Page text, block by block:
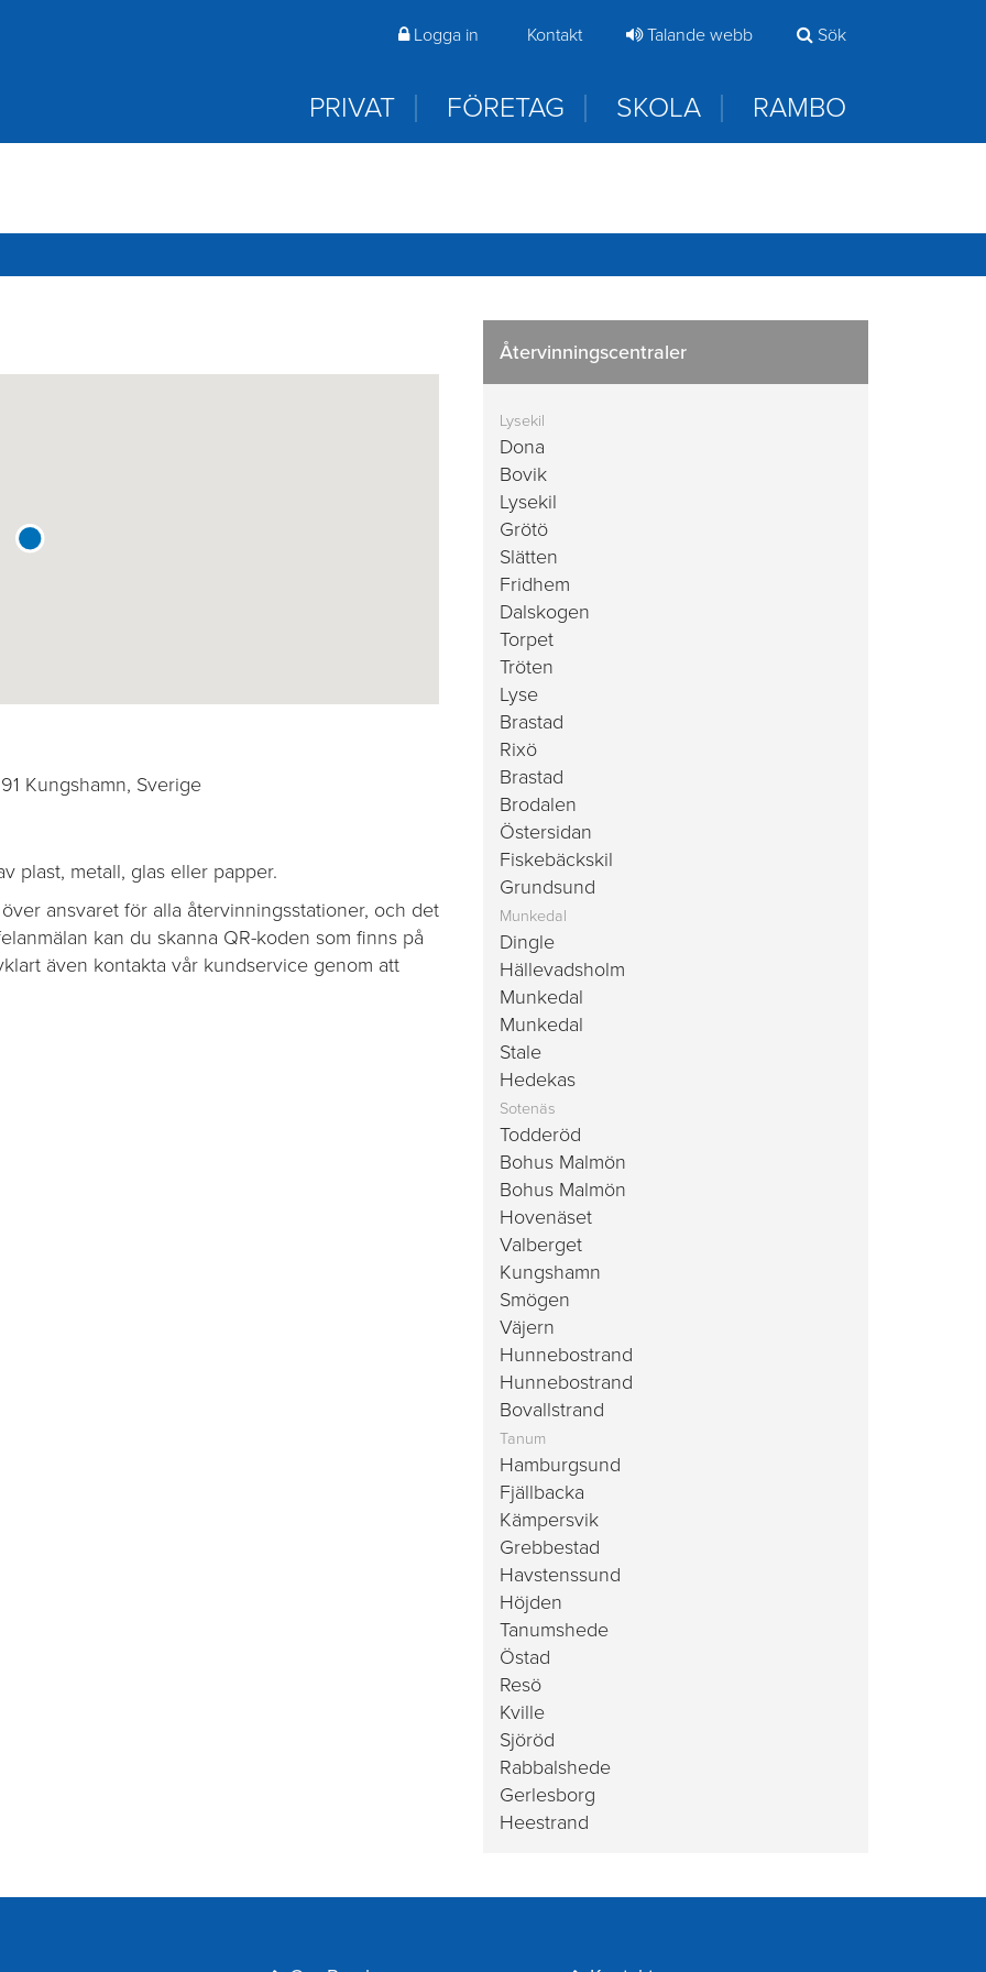
Du hittar våra öppettider på rambo.se första sida samt direkt när du kommer in i appen
ned appar.
Logga in Kontakt Talande webb Sök
PRIVAT FÖRETAG SKOLA RAMBO
Kungshamn, Sverige
plast, metall, glas eller papper.
ansvaret för alla återvinningsstationer, och det
kan du skanna QR-koden som finns på
även kontakta vår kundservice genom att
Återvinningscentraler
Lysekil
Dona
Bovik
Lysekil
Grötö
Slätten
Fridhem
Dalskogen
Torpet
Tröten
Lyse
Brastad
Rixö
Brastad
Brodalen
Östersidan
Fiskebäckskil
Grundsund
Munkedal
Dingle
Hällevadsholm
Munkedal
Munkedal
Stale
Hedekas
Sotenäs
Todderöd
Bohus Malmön
Bohus Malmön
Hovenäset
Valberget
Kungshamn
Smögen
Väjern
Hunnebostrand
Hunnebostrand
Bovallstrand
Tanum
Hamburgsund
Fjällbacka
Kämpersvik
Grebbestad
Havstenssund
Höjden
Tanumshede
Östad
Resö
Kville
Sjöröd
Rabbalshede
Gerlesborg
Heestrand